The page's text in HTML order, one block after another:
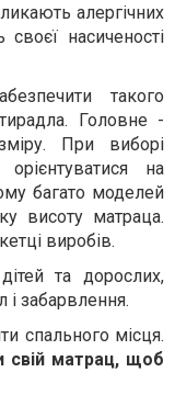
алергічних
насиченості
такого
Головне -
При виборі
на
багато моделей
висоту матраца.
виробів.
та дорослих,
і забарвлення.
спального місця.
свій матрац, щоб